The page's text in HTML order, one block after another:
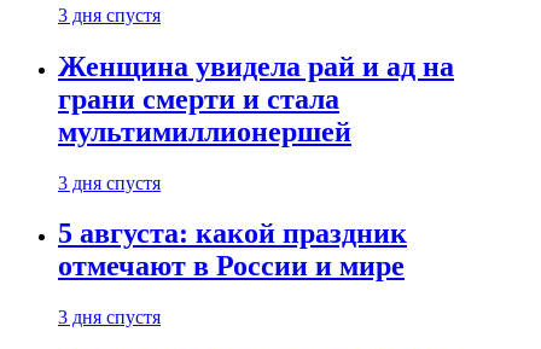
3 дня спустя
Женщина увидела рай и ад на
грани смерти и стала
мультимиллионершей
3 дня спустя
5 августа: какой праздник
отмечают в России и мире
3 дня спустя